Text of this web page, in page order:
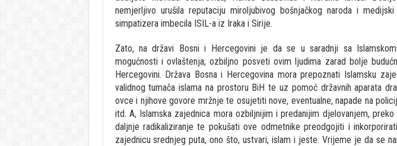
nemjerljivo urušila reputaciju miroljubivog bošnjačkog naroda i
simpatizera imbecila ISIL-a iz Iraka i Sirije.
Zato, na državi Bosni i Hercegovini je da se u saradnji sa
mogućnosti i ovlaštenja, ozbiljno posveti ovim ljudima zarad bolje
Hercegovini. Država Bosna i Hercegovina mora prepoznati Islamsku
validnog tumača islama na prostoru BiH te uz pomoć državnih aparata
ovce i njihove govore mržnje te osujetiti nove, eventualne, napade na
itd. A, Islamska zajednica mora ozbiljnijim i predanijim djelovanjem,
daljnje radikaliziranje te pokušati ove odmetnike preodgojiti i
zajednicu srednjeg puta, ono što, ustvari, islam i jeste. Vrijeme je da se